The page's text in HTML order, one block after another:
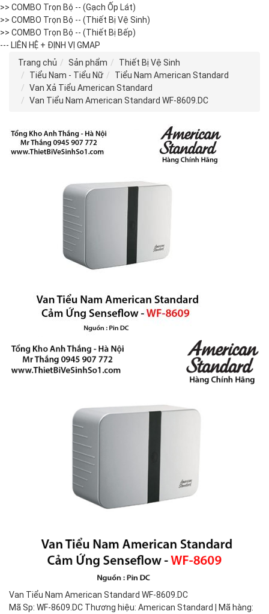
>> COMBO Trọn Bộ -- (Gạch Ốp Lát)
>> COMBO Trọn Bộ -- (Thiết Bị Vệ Sinh)
>> COMBO Trọn Bộ -- (Thiết Bị Bếp)
--- LIÊN HỆ + ĐỊNH VỊ GMAP
Trang chủ
Sản phẩm
Thiết Bị Vệ Sinh
Tiểu Nam - Tiểu Nữ
Tiểu Nam American Standard
Van Xả Tiểu American Standard
Van Tiểu Nam American Standard WF-8609.DC
Van Tiểu Nam American Standard WF-8609.DC
Mã Sp: WF-8609.DC Thương hiệu: American Standard | Mã hàng: